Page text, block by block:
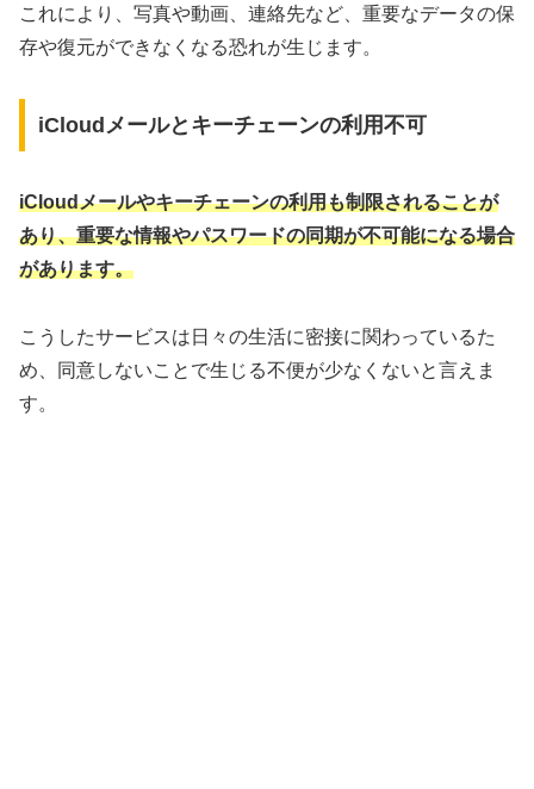
これにより、写真や動画、連絡先など、重要なデータの保
存や復元ができなくなる恐れが生じます。
iCloudメールとキーチェーンの利用不可
iCloudメールやキーチェーンの利用も制限されることが
あり、重要な情報やパスワードの同期が不可能になる場合
があります。
こうしたサービスは日々の生活に密接に関わっているた
め、同意しないことで生じる不便が少なくないと言えま
す。